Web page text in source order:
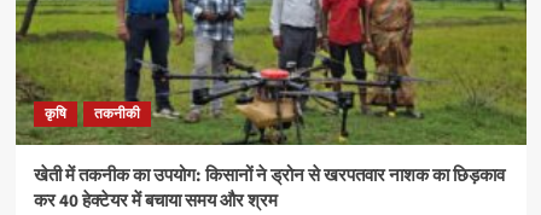
कृषि तकनीकी
खेती में तकनीक का उपयोग: किसानों ने ड्रोन से खरपतवार नाशक का छिड़काव
कर 40 हेक्टेयर में बचाया समय और श्रम